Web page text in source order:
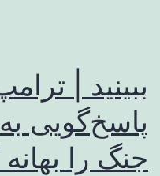
ببینید |
پاسخ‌گویی
جنگ را